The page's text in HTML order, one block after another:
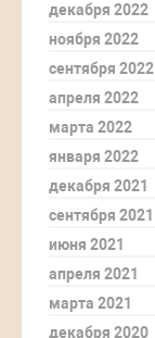
декабря 2022
ноября 2022
сентября 2022
апреля 2022
марта 2022
января 2022
декабря 2021
сентября 2021
июня 2021
апреля 2021
марта 2021
декабря 2020